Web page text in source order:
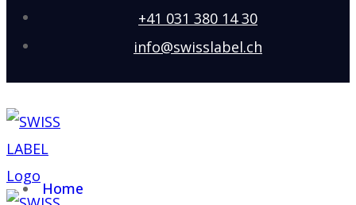
+41 031 380 14 30
info@swisslabel.ch
Home